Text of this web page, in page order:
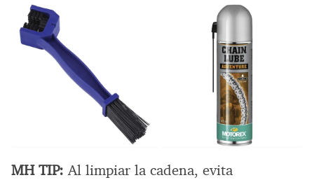
MH TIP: Al limpiar la cadena, evita